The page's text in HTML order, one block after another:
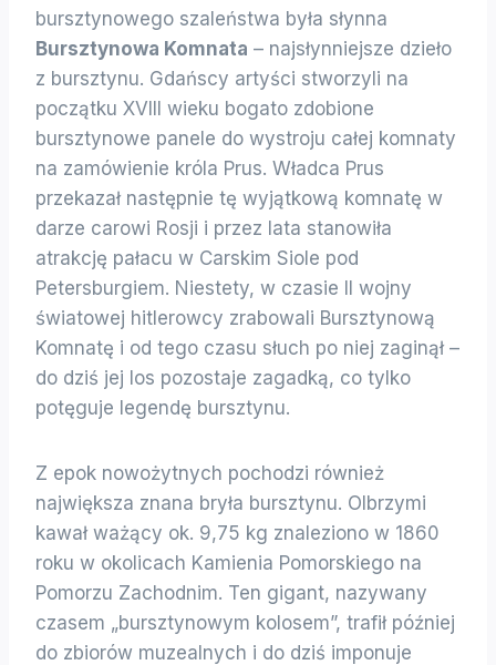
bursztynowego szaleństwa była słynna
Bursztynowa Komnata – najsłynniejsze dzieło
z bursztynu. Gdańscy artyści stworzyli na
początku XVIII wieku bogato zdobione
bursztynowe panele do wystroju całej komnaty
na zamówienie króla Prus. Władca Prus
przekazał następnie tę wyjątkową komnatę w
darze carowi Rosji i przez lata stanowiła
atrakcję pałacu w Carskim Siole pod
Petersburgiem. Niestety, w czasie II wojny
światowej hitlerowcy zrabowali Bursztynową
Komnatę i od tego czasu słuch po niej zaginął –
do dziś jej los pozostaje zagadką, co tylko
potęguje legendę bursztynu.
Z epok nowożytnych pochodzi również
największa znana bryła bursztynu. Olbrzymi
kawał ważący ok. 9,75 kg znaleziono w 1860
roku w okolicach Kamienia Pomorskiego na
Pomorzu Zachodnim. Ten gigant, nazywany
czasem „bursztynowym kolosem”, trafił później
do zbiorów muzealnych i do dziś imponuje